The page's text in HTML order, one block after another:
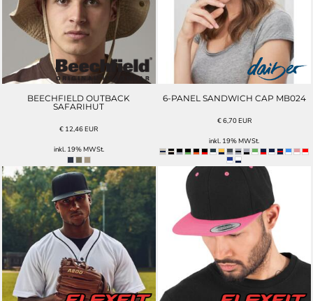
BEECHFIELD OUTBACK
SAFARIHUT
€ 12,46EUR
inkl. 19% MWSt.
6-PANEL SANDWICH CAP MB024
€6,70EUR
inkl. 19% MWSt.